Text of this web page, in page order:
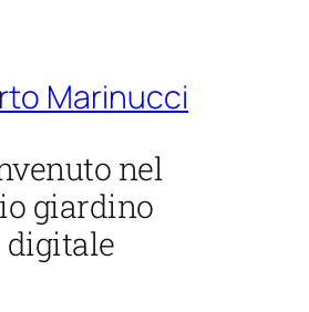
Marinucci
nel
giardino
digitale